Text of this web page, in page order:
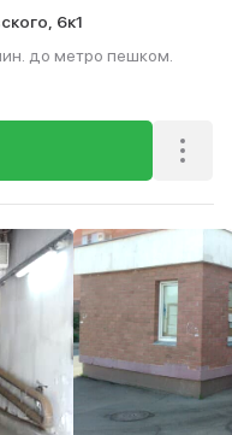
6к1
до метро пешком.